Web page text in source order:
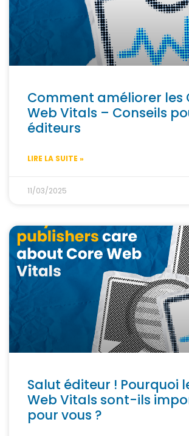
Comment améliorer les
Web Vitals – Conseils
éditeurs
LIRE LA SUITE »
11/03/2025
Salut éditeur ! Pourquoi
Web Vitals sont-ils
pour vous ?